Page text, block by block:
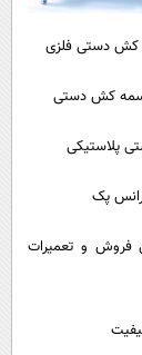
کش دستی فلزی
کش دستی
پلاستیکی
پک
فروش و تعمیرات